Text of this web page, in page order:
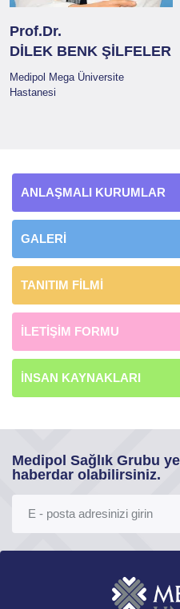
Prof.Dr.
DİLEK BENK ŞİLFELER
Medipol Mega Üniversite
Hastanesi
ANLAŞMALI KURUMLAR
GALERİ
TANITIM FİLMİ
İLETİŞİM FORMU
İNSAN KAYNAKLARI
Medipol Sağlık Grubu
haberdar olabilirsiniz.